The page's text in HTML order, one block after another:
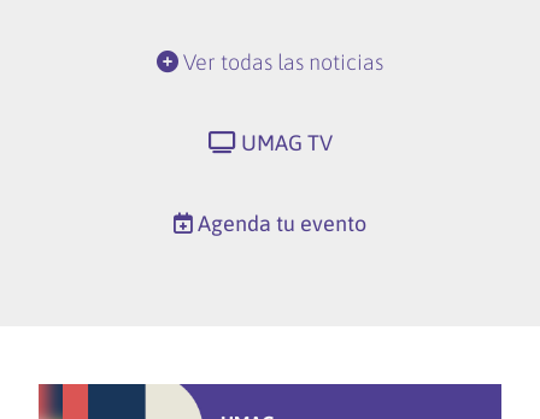
Ver todas las noticias
UMAG TV
Agenda tu evento